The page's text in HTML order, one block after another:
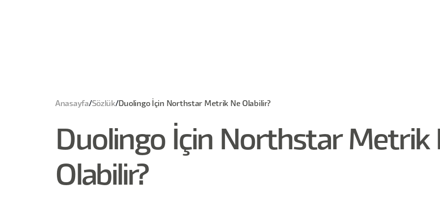
Anasayfa/Sözlük/Duolingo İçin Northstar Metrik Ne Olabilir?
Duolingo İçin Northstar Metrik
Olabilir?